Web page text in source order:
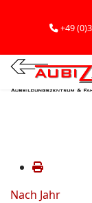
+49
Nach Jahr